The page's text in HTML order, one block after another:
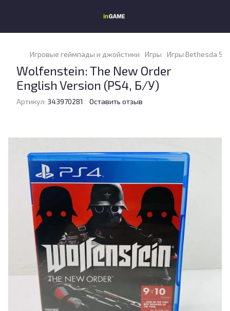
Игровые геймпады и джойстики Игры Игры Bethesda
Wolfenstein: The New Order
English Version (PS4, Б/У)
Артикул: 343970281 Оставить отзыв